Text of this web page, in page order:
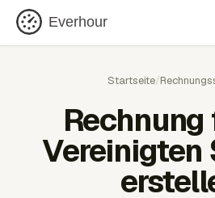
Everhour
Startseite/
Rechnung
Vereinigten